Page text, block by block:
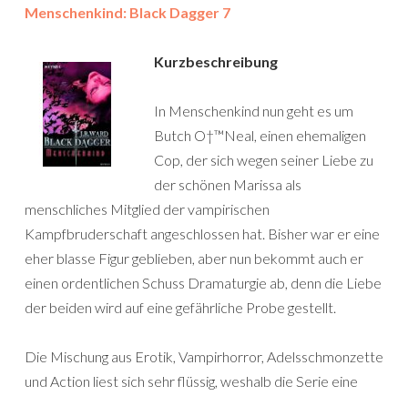
Menschenkind: Black Dagger 7
Kurzbeschreibung
In Menschenkind nun geht es um
Butch O†™Neal, einen ehemaligen
Cop, der sich wegen seiner Liebe zu
der schönen Marissa als
menschliches Mitglied der vampirischen
Kampfbruderschaft angeschlossen hat. Bisher war er eine
eher blasse Figur geblieben, aber nun bekommt auch er
einen ordentlichen Schuss Dramaturgie ab, denn die Liebe
der beiden wird auf eine gefährliche Probe gestellt.
Die Mischung aus Erotik, Vampirhorror, Adelsschmonzette
und Action liest sich sehr flüssig, weshalb die Serie eine